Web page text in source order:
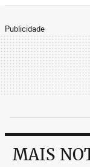
Publicidade
MAIS